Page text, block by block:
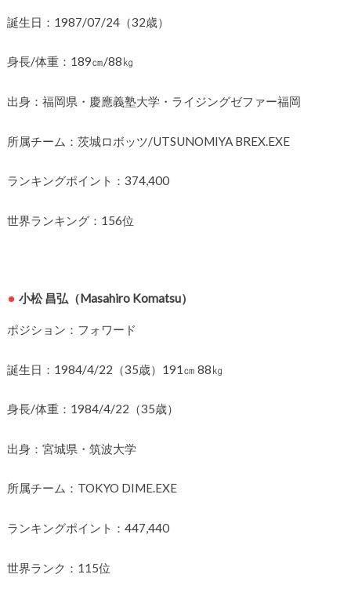
誕生日：1987/07/24（32歳）
身長/体重：189㎝/88㎏
出身：福岡県・慶應義塾大学・ライジングゼファー福岡
所属チーム：茨城ロボッツ/UTSUNOMIYA BREX.EXE
ランキングポイント：374,400
世界ランキング：156位
小松 昌弘（Masahiro Komatsu）
ポジション：フォワード
誕生日：1984/4/22（35歳）191㎝ 88㎏
身長/体重：1984/4/22（35歳）
出身：宮城県・筑波大学
所属チーム：TOKYO DIME.EXE
ランキングポイント：447,440
世界ランク：115位